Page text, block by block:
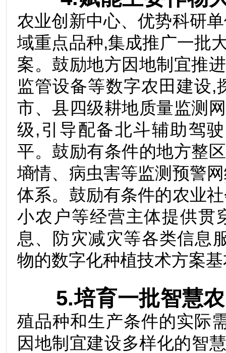
农业创新中心、优势科研
域重点品种,集成推广一批
案。鼓励地方因地制宜推
监管设备等数字农田建设,
市、县四级耕地质量监测
级,引导配备北斗辅助驾
平。鼓励有条件的地方整
墒情、病虫害等监测预警
体系。鼓励有条件的农业
小农户等经营主体提供贯
息、防灾减灾等各类信息
物的数字化种植技术方案
5.培育一批智慧
殖品种和生产条件的实际
因地制宜建设多样化的智